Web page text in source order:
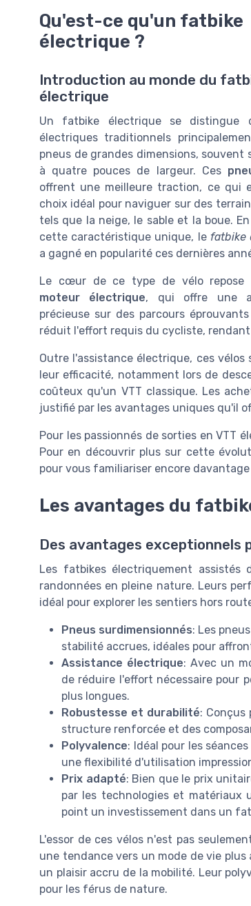
Qu'est-ce qu'un fatbike
électrique ?
Introduction au monde du
électrique
Un fatbike électrique se distingue
électriques traditionnels
pneus de grandes dimensions, souvent
à quatre pouces de largeur. Ces
offrent une meilleure traction, ce qui
choix idéal pour naviguer sur des
tels que la neige, le sable et la boue.
cette caractéristique unique, le fatbike
a gagné en popularité ces dernières
Le cœur de ce type de vélo repose
moteur électrique, qui offre une
précieuse sur des parcours
réduit l'effort requis du cycliste,
Outre l'assistance électrique, ces
leur efficacité, notamment lors de
coûteux qu'un VTT classique. Les
justifié par les avantages uniques qu'il
Pour les passionnés de sorties en VTT
Pour en découvrir plus sur cette
pour vous familiariser encore
Les avantages du
Des avantages exceptionnels
Les fatbikes électriquement
randonnées en pleine nature. Leurs
idéal pour explorer les sentiers hors
Pneus surdimensionnés: Les
stabilité accrues, idéales pour
Assistance électrique: Avec un
de réduire l'effort nécessaire pour
plus longues.
Robustesse et durabilité: Conçus
structure renforcée et des
Polyvalence: Idéal pour les
une flexibilité d'utilisation
Prix adapté: Bien que le prix
par les technologies et matériaux
point un investissement dans un
L'essor de ces vélos n'est pas
une tendance vers un mode de vie
un plaisir accru de la mobilité. Leur
pour les férus de nature.